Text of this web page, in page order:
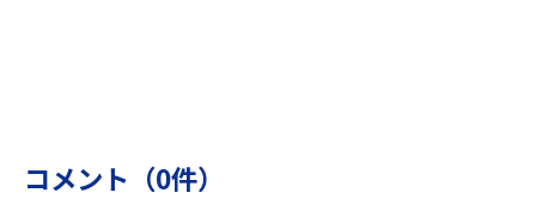
コメント（0件）